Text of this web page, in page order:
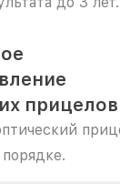
прицелов